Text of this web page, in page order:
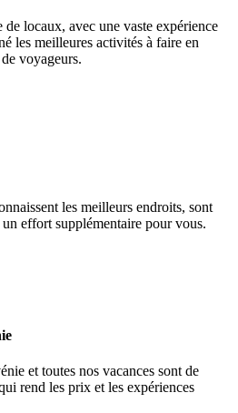
locaux, avec une vaste expérience
les meilleures activités à faire en
voyageurs.
les meilleurs endroits, sont
effort supplémentaire pour vous.
et toutes nos vacances sont de
rend les prix et les expériences